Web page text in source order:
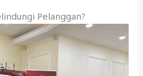
Pelanggan?